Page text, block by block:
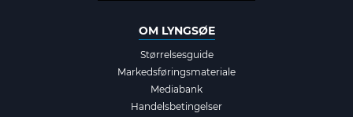
OM LYNGSØE
Størrelsesguide
Markedsføringsmateriale
Mediabank
Handelsbetingelser